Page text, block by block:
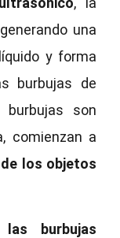
una
y forma
burbujas de
burbujas son
comienzan a
los objetos
las burbujas